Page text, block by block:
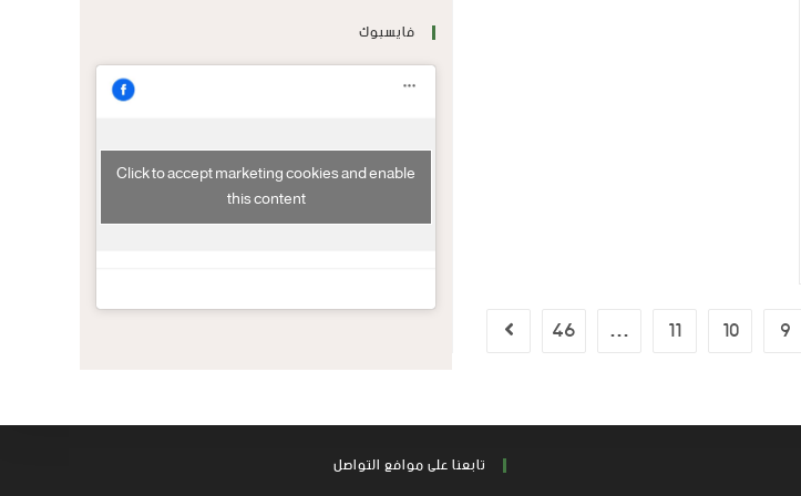
فايسبوك
Click to accept marketing cookies and enable
this content
9
10
11
…
46
تابعنا على موافع التواصل